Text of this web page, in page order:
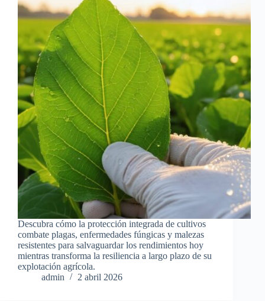
Descubra cómo la protección integrada de cultivos
combate plagas, enfermedades fúngicas y malezas
resistentes para salvaguardar los rendimientos hoy
mientras transforma la resiliencia a largo plazo de su
explotación agrícola.
admin
2 abril 2026